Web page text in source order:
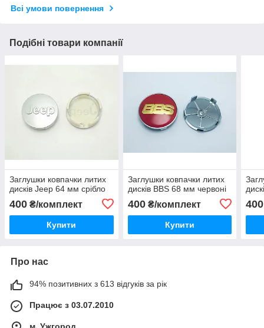
Всі умови повернення
Подібні товари компанії
Заглушки ковпачки литих
дисків Jeep 64 мм срібло
400 ₴/комплект
Купити
Заглушки ковпачки литих
дисків BBS 68 мм червоні
400₴/комплект
Купити
400
Про нас
94% позитивних з 613 відгуків за рік
Працює з 03.07.2010
м. Ужгород